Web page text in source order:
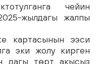
чейин
жылдагы жалпы
картасынын ээси
эки жолу кирген
дагы төрт акысыз